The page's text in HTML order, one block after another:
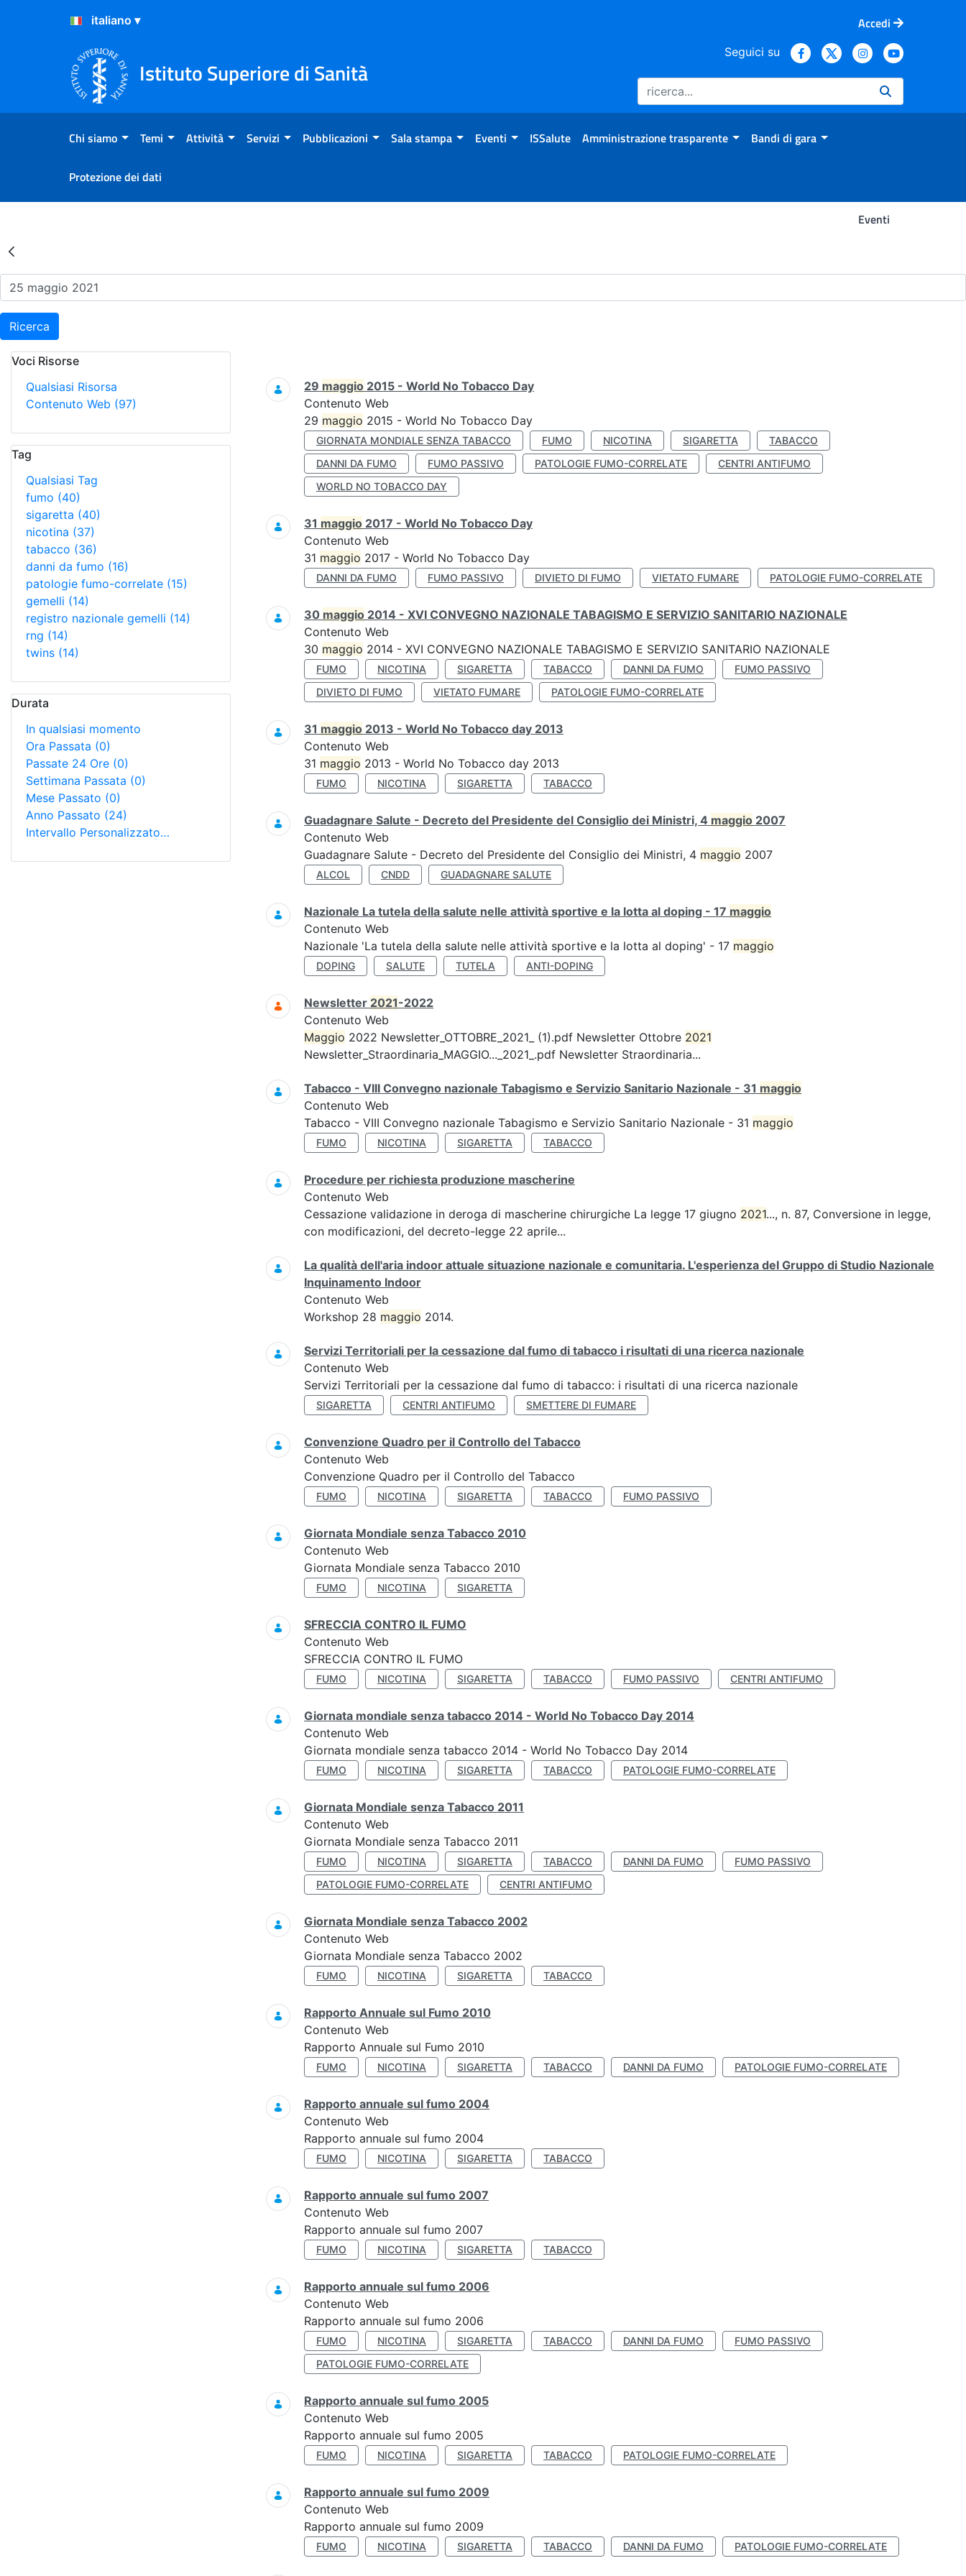
Salta al Contenuto
Salta al Footer
Accedi
Istituto Superiore di Sanità
Seguici su
Chi siamo Temi Attività Servizi Pubblicazioni Sala stampa Eventi ISSalute Amministrazione trasparente Bandi di gara
Protezione dei dati
Eventi
Risultati della Ricerca - Eventi
Ricerca
Voci Risorse
Qualsiasi Risorsa
Contenuto Web (97)
Tag
Qualsiasi Tag
fumo (40)
sigaretta (40)
nicotina (37)
tabacco (36)
danni da fumo (16)
patologie fumo-correlate (15)
gemelli (14)
registro nazionale gemelli (14)
rng (14)
twins (14)
Durata
In qualsiasi momento
Ora Passata (0)
Passate 24 Ore (0)
Settimana Passata (0)
Mese Passato (0)
Anno Passato (24)
Intervallo Personalizzato…
Ricerca
29 maggio 2015 - World No Tobacco Day
Contenuto Web
29 maggio 2015 - World No Tobacco Day
GIORNATA MONDIALE SENZA TABACCO FUMO NICOTINA SIGARETTA
TABACCO
DANNI DA FUMO
FUMO PASSIVO PATOLOGIE FUMO-CORRELATE
CENTRI ANTIFUMO
WORLD NO TOBACCO DAY
31 maggio 2017 - World No Tobacco Day
Contenuto Web
31 maggio 2017 - World No Tobacco Day
DANNI DA FUMO FUMO PASSIVO DIVIETO DI FUMO VIETATO FUMARE PATOLOGIE FUMO-CORRELATE
30 maggio 2014 - XVI CONVEGNO NAZIONALE TABAGISMO E SERVIZIO SANITARIO NAZIONALE
Contenuto Web
30 maggio 2014 - XVI CONVEGNO NAZIONALE TABAGISMO E SERVIZIO SANITARIO NAZIONALE
FUMO NICOTINA SIGARETTA TABACCO DANNI DA FUMO
FUMO PASSIVO
DIVIETO DI FUMO
VIETATO FUMARE PATOLOGIE FUMO-CORRELATE
31 maggio 2013 - World No Tobacco day 2013
Contenuto Web
31 maggio 2013 - World No Tobacco day 2013
FUMO NICOTINA SIGARETTA TABACCO
Guadagnare Salute - Decreto del Presidente del Consiglio dei Ministri, 4 maggio 2007
Contenuto Web
Guadagnare Salute - Decreto del Presidente del Consiglio dei Ministri, 4 maggio 2007
ALCOL CNDD GUADAGNARE SALUTE
Nazionale La tutela della salute nelle attività sportive e la lotta al doping - 17 maggio
Contenuto Web
Nazionale 'La tutela della salute nelle attività sportive e la lotta al doping' - 17 maggio
DOPING SALUTE TUTELA ANTI-DOPING
Newsletter 2021-2022
Contenuto Web
Maggio 2022 Newsletter_OTTOBRE_2021_ (1).pdf Newsletter Ottobre 2021
Newsletter_Straordinaria_MAGGIO..._2021_.pdf Newsletter Straordinaria...
Tabacco - VIII Convegno nazionale Tabagismo e Servizio Sanitario Nazionale - 31 maggio
Contenuto Web
Tabacco - VIII Convegno nazionale Tabagismo e Servizio Sanitario Nazionale - 31 maggio
FUMO NICOTINA SIGARETTA TABACCO
Procedure per richiesta produzione mascherine
Contenuto Web
Cessazione validazione in deroga di mascherine chirurgiche La legge 17 giugno 2021..., n. 87, Conversione in legge,
con modificazioni, del decreto-legge 22 aprile...
La qualità dell'aria indoor attuale situazione nazionale e comunitaria. L'esperienza del Gruppo di Studio Nazionale
Inquinamento Indoor
Contenuto Web
Workshop 28 maggio 2014.
Servizi Territoriali per la cessazione dal fumo di tabacco i risultati di una ricerca nazionale
Contenuto Web
Servizi Territoriali per la cessazione dal fumo di tabacco: i risultati di una ricerca nazionale
SIGARETTA CENTRI ANTIFUMO SMETTERE DI FUMARE
Convenzione Quadro per il Controllo del Tabacco
Contenuto Web
Convenzione Quadro per il Controllo del Tabacco
FUMO NICOTINA SIGARETTA TABACCO FUMO PASSIVO
Giornata Mondiale senza Tabacco 2010
Contenuto Web
Giornata Mondiale senza Tabacco 2010
FUMO NICOTINA SIGARETTA
SFRECCIA CONTRO IL FUMO
Contenuto Web
SFRECCIA CONTRO IL FUMO
FUMO NICOTINA SIGARETTA TABACCO FUMO PASSIVO CENTRI ANTIFUMO
Giornata mondiale senza tabacco 2014 - World No Tobacco Day 2014
Contenuto Web
Giornata mondiale senza tabacco 2014 - World No Tobacco Day 2014
FUMO NICOTINA SIGARETTA TABACCO PATOLOGIE FUMO-CORRELATE
Giornata Mondiale senza Tabacco 2011
Contenuto Web
Giornata Mondiale senza Tabacco 2011
FUMO NICOTINA SIGARETTA TABACCO DANNI DA FUMO
FUMO PASSIVO
PATOLOGIE FUMO-CORRELATE
CENTRI ANTIFUMO
Giornata Mondiale senza Tabacco 2002
Contenuto Web
Giornata Mondiale senza Tabacco 2002
FUMO NICOTINA SIGARETTA TABACCO
Rapporto Annuale sul Fumo 2010
Contenuto Web
Rapporto Annuale sul Fumo 2010
FUMO NICOTINA SIGARETTA TABACCO DANNI DA FUMO PATOLOGIE FUMO-CORRELATE
Rapporto annuale sul fumo 2004
Contenuto Web
Rapporto annuale sul fumo 2004
FUMO NICOTINA SIGARETTA TABACCO
Rapporto annuale sul fumo 2007
Contenuto Web
Rapporto annuale sul fumo 2007
FUMO NICOTINA SIGARETTA TABACCO
Rapporto annuale sul fumo 2006
Contenuto Web
Rapporto annuale sul fumo 2006
FUMO NICOTINA SIGARETTA TABACCO DANNI DA FUMO
FUMO PASSIVO
PATOLOGIE FUMO-CORRELATE
Rapporto annuale sul fumo 2005
Contenuto Web
Rapporto annuale sul fumo 2005
FUMO NICOTINA SIGARETTA TABACCO PATOLOGIE FUMO-CORRELATE
Rapporto annuale sul fumo 2009
Contenuto Web
Rapporto annuale sul fumo 2009
FUMO NICOTINA SIGARETTA TABACCO DANNI DA FUMO PATOLOGIE FUMO-CORRELATE